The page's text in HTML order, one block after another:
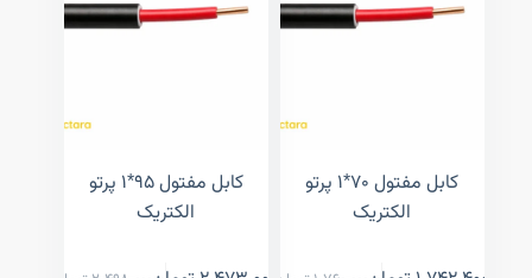
کابل مفتول ۷۰*۱ پرتو
الکتریک
کابل مفتول ۹۵*۱ پرتو
الکتریک